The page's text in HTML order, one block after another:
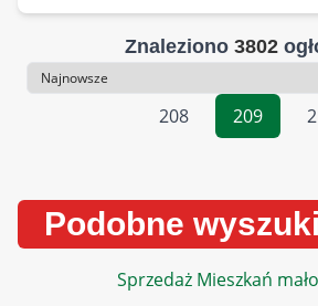
Znaleziono 3802
Sortowanie
208
209
Podobne
Sprzedaż Mieszkań